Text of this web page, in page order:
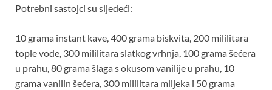
Potrebni sastojci su sljedeći:
10 grama instant kave, 400 grama biskvita, 200 mililitara
tople vode, 300 mililitara slatkog vrhnja, 100 grama šećera
u prahu, 80 grama šlaga s okusom vanilije u prahu, 10
grama vanilin šećera, 300 mililitara mlijeka i 50 grama